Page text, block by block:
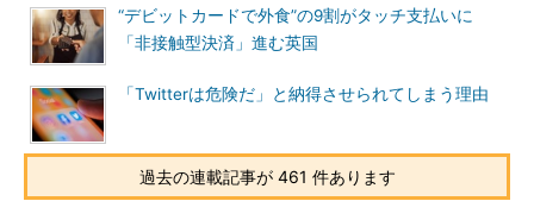
“デビットカードで外食”の9割がタッチ支払いに
「非接触型決済」進む英国
「Twitterは危険だ」と納得させられてしまう理由
過去の連載記事が 461 件あります